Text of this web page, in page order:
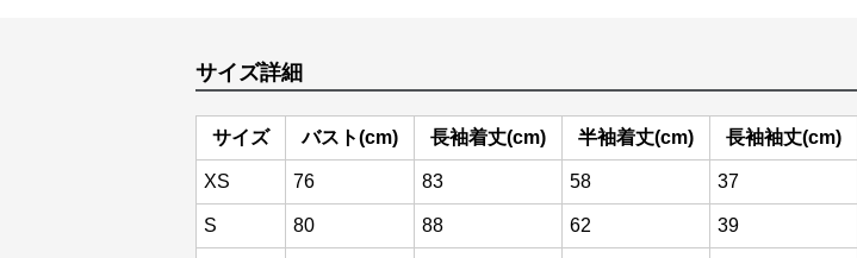
サイズ詳細
サイズ バスト(cm) 長袖着丈(cm) 半袖着丈(cm) 長袖袖丈(cm)
XS 76 83 58 37
S 80 88 62 39